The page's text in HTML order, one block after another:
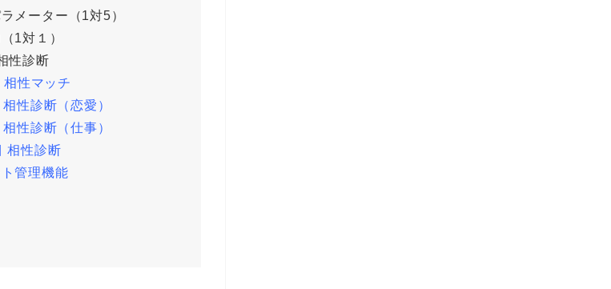
メーター（1対5）
1対１）
性診断
性マッチ
性診断（恋愛）
性診断（仕事）
相性診断
管理機能